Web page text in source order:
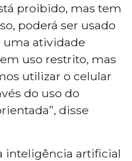
proibido, mas tem
poderá ser usado
uma atividade
uso restrito, mas
utilizar o celular
do uso do
disse
inteligência artificial